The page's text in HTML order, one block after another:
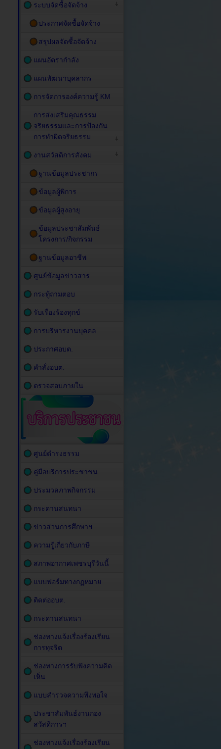
ระบบจัดซื้อจัดจ้าง
ประกาศจัดซื้อจัดจ้าง
สรุปผลจัดซื้อจัดจ้าง
แผนอัตรากำลัง
แผนพัฒนาบุคลากร
การจัดการองค์ความรู้ KM
การส่งเสริมคุณธรรม
จริยธรรมและการป้องกัน
การทำผิดจริยธรรม
งานสวัสดิการสังคม
ฐานข้อมูลประชากร
ข้อมูลผู้พิการ
ข้อมูลผู้สูงอายุ
ข้อมูลประชาสัมพันธ์
โครงการ/กิจกรรม
ฐานข้อมูลอาชีพ
ศูนย์ข้อมูลข่าวสาร
กระทู้ถามตอบ
รับเรื่องร้องทุกข์
การบริหารงานบุคคล
ประกาศอบต.
คำสั่งอบต.
ตรวจสอบภายใน
ศูนย์ดำรงธรรม
คู่มือบริการประชาชน
ประมวลภาพกิจกรรม
กระดานสนทนา
ข่าวส่วนการศึกษาฯ
ความรู้เกี่ยวกับภาษี
สภาพอากาศเพชรบุรีวันนี้
แบบฟอร์มทางกฏหมาย
ติดต่ออบต.
กระดานสนทนา
ช่องทางแจ้งเรื่องร้องเรียน
การทุจริต
ช่องทางการรับฟังความคิด
เห็น
แบบสำรวจความพึงพอใจ
ประชาสัมพันธ์งานกอง
สวัสดิการฯ
ช่องทางแจ้งเรื่องร้องเรียน